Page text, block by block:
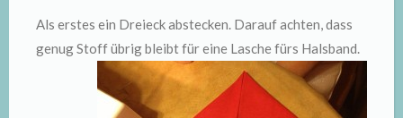
Als erstes ein Dreieck abstecken. Darauf achten, dass
genug Stoff übrig bleibt für eine Lasche fürs Halsband.